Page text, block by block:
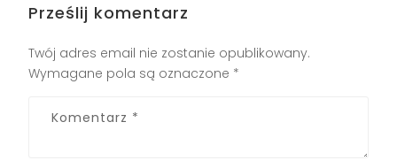
Prześlij komentarz
Twój adres email nie zostanie opublikowany.
Wymagane pola są oznaczone *